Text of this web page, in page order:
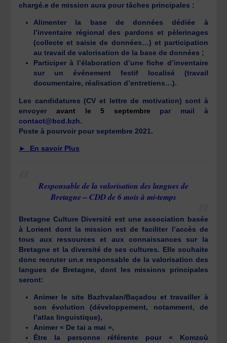
chargé.e de mission aura pour tâches principales :
Alimenter la base de données dédiée à
l’inventaire régional des pardons et pèlerinages
(collecte et saisie de données…) et participation
au travail de valorisation de la base de données ;
Participer à l’élaboration d’une fiche d’inventaire
sur un événement festif localisé (travail
documentaire, réalisation d’entretiens…).
Les candidatures (CV et lettre de motivation) sont à
envoyer avant le 5 septembre par mail à
contact@bcd.bzh.
Poste à pourvoir pour septembre 2021.
► En savoir Plus
Responsable de la valorisation des langues de
Bretagne – CDD de 6 mois à mi-temps
Bretagne Culture Diversité est une association basée
à Lorient dont la mission est de faciliter l’accès de
tous aux ressources et aux connaissances sur la
Bretagne et la diversité de ses cultures. Elle souhaite
donc recruter un.e responsable de la valorisation des
langues de Bretagne, dont les missions principales
seront:
Animer le site Bazhvalan/Baçadou et travailler à
son évolution (développement, notamment, de
l’atlas linguistique),
Animer « De tai a mai »,
Être la personne référente pour « Komzoù